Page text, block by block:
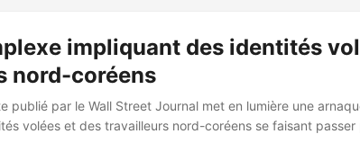
impliquant des identités
nord-coréens
publié par le Wall Street Journal met en lumière une
volées et des travailleurs nord-coréens se faisant passer